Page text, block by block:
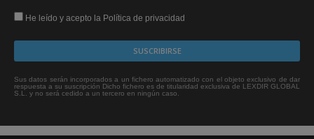
He leído y acepto la Política de privacidad
Sus datos serán incorporados a un fichero automatizado con el objeto exclusivo de dar
respuesta a su suscripción Dicho fichero es de titularidad exclusiva de LEXDIR GLOBAL
S.L. y no será cedido a un tercero en ningún caso.